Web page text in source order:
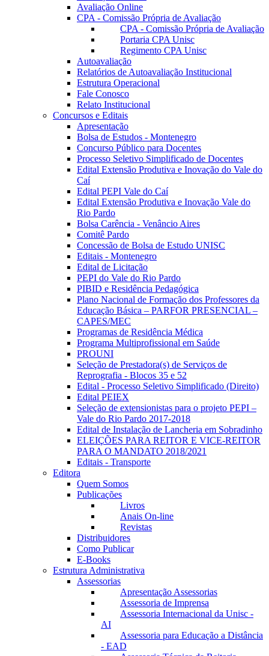
Avaliação Online
CPA - Comissão Própria de Avaliação
CPA - Comissão Própria de Avaliação
Portaria CPA Unisc
Regimento CPA Unisc
Autoavaliação
Relatórios de Autoavaliação Institucional
Estrutura Operacional
Fale Conosco
Relato Institucional
Concursos e Editais
Apresentação
Bolsa de Estudos - Montenegro
Concurso Público para Docentes
Processo Seletivo Simplificado de Docentes
Edital Extensão Produtiva e Inovação do Vale do
Caí
Edital PEPI Vale do Caí
Edital Extensão Produtiva e Inovação Vale do
Rio Pardo
Bolsa Carência - Venâncio Aires
Comitê Pardo
Concessão de Bolsa de Estudo UNISC
Editais - Montenegro
Edital de Licitação
PEPI do Vale do Rio Pardo
PIBID e Residência Pedagógica
Plano Nacional de Formação dos Professores da
Educação Básica – PARFOR PRESENCIAL –
CAPES/MEC
Programas de Residência Médica
Programa Multiprofissional em Saúde
PROUNI
Seleção de Prestadora(s) de Serviços de
Reprografia - Blocos 35 e 52
Edital - Processo Seletivo Simplificado (Direito)
Edital PEIEX
Seleção de extensionistas para o projeto PEPI –
Vale do Rio Pardo 2017-2018
Edital de Instalação de Lancheria em Sobradinho
ELEIÇÕES PARA REITOR E VICE-REITOR
PARA O MANDATO 2018/2021
Editais - Transporte
Editora
Quem Somos
Publicações
Livros
Anais On-line
Revistas
Distribuidores
Como Publicar
E-Books
Estrutura Administrativa
Assessorias
Apresentação Assessorias
Assessoria de Imprensa
Assessoria Internacional da Unisc -
AI
Assessoria para Educação a Distância
- EAD